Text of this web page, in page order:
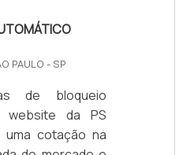
PAULO - SP
de bloqueio
website da PS
uma cotação na